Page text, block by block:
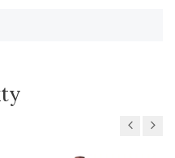
Previous
Next